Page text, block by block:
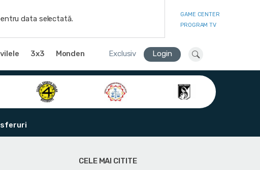
data selectată.
GAME CENTER
PROGRAM TV
3x3 Monden Exclusiv Login
CELE MAI CITITE